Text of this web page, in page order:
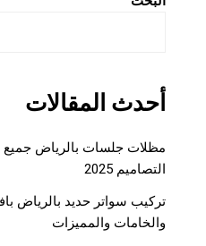
أحدث المقالات
مظلات جلسات بالرياض جميع
التصاميم 2025
تركيب سواتر حديد بالرياض
والخامات والمميزات